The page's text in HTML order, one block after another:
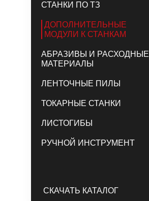
СТАНКИ ПО ТЗ
ДОПОЛНИТЕЛЬНЫЕ
МОДУЛИ К СТАНКАМ
АБРАЗИВЫ И РАСХОДНЫЕ
МАТЕРИАЛЫ
ЛЕНТОЧНЫЕ ПИЛЫ
ТОКАРНЫЕ СТАНКИ
ЛИСТОГИБЫ
РУЧНОЙ ИНСТРУМЕНТ
СКАЧАТЬ КАТАЛОГ